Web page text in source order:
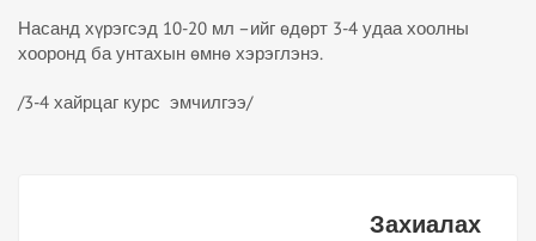
Насанд хүрэгсэд 10-20 мл –ийг өдөрт 3-4 удаа хоолны
хооронд ба унтахын өмнө хэрэглэнэ.
/3-4 хайрцаг курс эмчилгээ/
Захиалах